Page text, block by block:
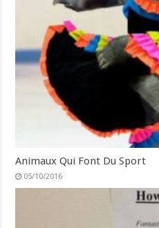
Animaux Qui Font Du Sport
05/10/2016